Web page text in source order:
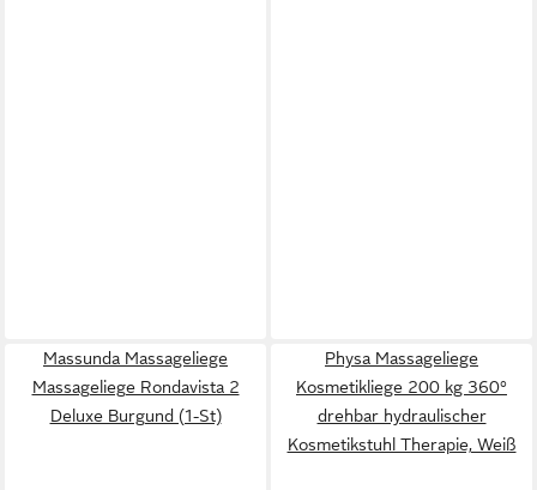
Massunda Massageliege
Massageliege Rondavista 2
Deluxe Burgund (1-St)
Physa Massageliege
Kosmetikliege 200 kg 360°
drehbar hydraulischer
Kosmetikstuhl Therapie, Weiß